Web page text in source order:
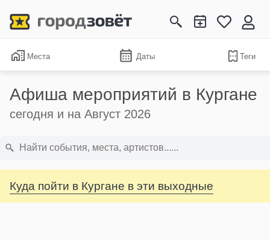
Места Даты Теги
Афиша мероприятий в Кургане
сегодня и на Август 2026
Куда пойти в Кургане в эти выходные